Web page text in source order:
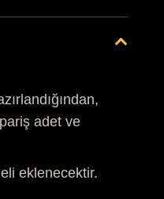
adet ve
eklenecektir.